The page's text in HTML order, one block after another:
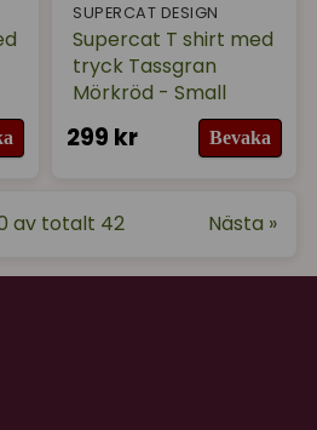
SUPERCAT DESIGN
Supercat T shirt med
tryck Tassgran
Mörkröd - Small
299 kr Bevaka
av totalt 42 Nästa »